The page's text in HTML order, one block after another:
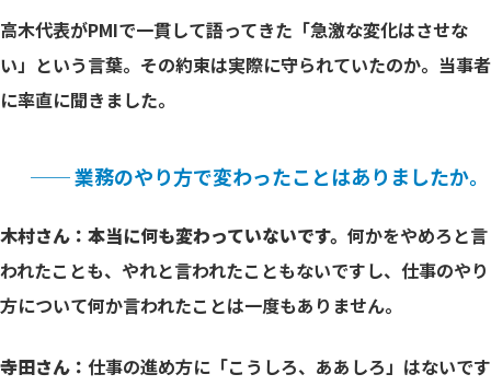
高木代表がPMIで一貫して語ってきた「急激な変化はさせな
い」という言葉。その約束は実際に守られていたのか。当事者
に率直に聞きました。
── 業務のやり方で変わったことはありましたか。
木村さん：本当に何も変わっていないです。 何かをやめろと言
われたことも、やれと言われたこともないですし、仕事のやり
方について何か言われたことは一度もありません。
寺田さん： 仕事の進め方に「こうしろ、ああしろ」はないです